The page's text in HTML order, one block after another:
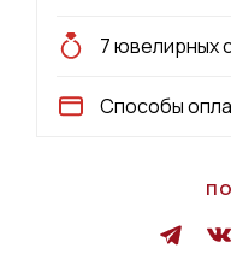
7 ювелирных
Способы